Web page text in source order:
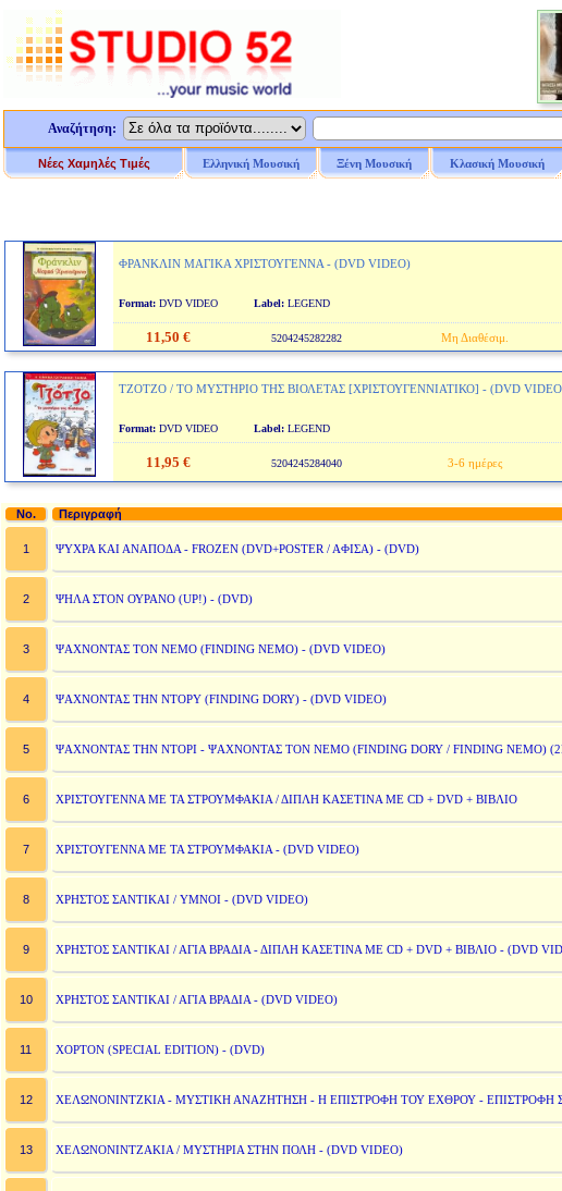
Αναζήτηση:
Νέες Χαμηλές Τιμές Ελληνική Μουσική Ξένη Μουσική Κλασική Μουσική
ΦΡΑΝΚΛΙΝ ΜΑΓΙΚΑ ΧΡΙΣΤΟΥΓΕΝΝΑ - (DVD VIDEO)
Format:DVD VIDEO Label:LEGEND
11,50 € 5204245282282 Μη Διαθέσιμ.
ΤΖΟΤΖΟ / ΤΟ ΜΥΣΤΗΡΙΟ ΤΗΣ ΒΙΟΛΕΤΑΣ [ΧΡΙΣΤΟΥΓΕΝΝΙΑΤΙΚΟ] - (DVD
Format:DVD VIDEO Label:LEGEND
11,95 € 5204245284040 3-6 ημέρες
No. Περιγραφή
1 ΨΥΧΡΑ ΚΑΙ ΑΝΑΠΟΔΑ - FROZEN (DVD+POSTER / AΦΙΣΑ) - (DVD)
2 ΨΗΛΑ ΣΤΟΝ ΟΥΡΑΝΟ (UP!) - (DVD)
3 ΨΑΧΝΟΝΤΑΣ ΤΟΝ ΝΕΜΟ (FINDING NEMO) - (DVD VIDEO)
4 ΨΑΧΝΟΝΤΑΣ ΤΗΝ ΝΤΟΡΥ (FINDING DORY) - (DVD VIDEO)
5 ΨΑΧΝΟΝΤΑΣ ΤΗΝ ΝΤΟΡΙ - ΨΑΧΝΟΝΤΑΣ ΤΟΝ ΝΕΜΟ (FINDING DORY / FINDING NEMO)
6 ΧΡΙΣΤΟΥΓΕΝΝΑ ΜΕ ΤΑ ΣΤΡΟΥΜΦΑΚΙΑ / ΔΙΠΛΗ ΚΑΣΕΤΙΝΑ ΜΕ CD + DVD + ΒΙΒΛΙΟ
7 ΧΡΙΣΤΟΥΓΕΝΝΑ ΜΕ ΤΑ ΣΤΡΟΥΜΦΑΚΙΑ - (DVD VIDEO)
8 ΧΡΗΣΤΟΣ ΣΑΝΤΙΚΑΙ / ΥΜΝΟΙ - (DVD VIDEO)
9 ΧΡΗΣΤΟΣ ΣΑΝΤΙΚΑΙ / ΑΓΙΑ ΒΡΑΔΙΑ - ΔΙΠΛΗ ΚΑΣΕΤΙΝΑ ΜΕ CD + DVD + ΒΙΒΛΙΟ - (DVD
10 ΧΡΗΣΤΟΣ ΣΑΝΤΙΚΑΙ / ΑΓΙΑ ΒΡΑΔΙΑ - (DVD VIDEO)
11 ΧΟΡΤΟΝ (SPECIAL EDITION) - (DVD)
12 ΧΕΛΩΝΟΝΙΝΤΖΚΙΑ - ΜΥΣΤΙΚΗ ΑΝΑΖΗΤΗΣΗ - Η ΕΠΙΣΤΡΟΦΗ ΤΟΥ ΕΧΘΡΟΥ - ΕΠΙΣΤΡΟΦΗ
13 ΧΕΛΩΝΟΝΙΝΤΖΑΚΙΑ / ΜΥΣΤΗΡΙΑ ΣΤΗΝ ΠΟΛΗ - (DVD VIDEO)